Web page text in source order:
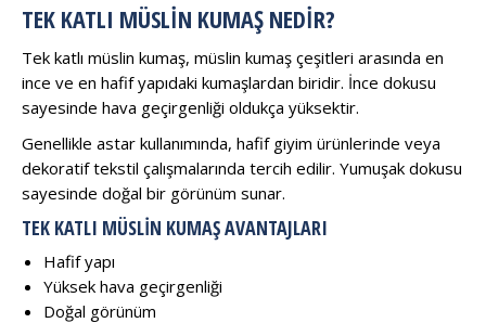
TEK KATLI MÜSLIN KUMAŞ NEDIR?
Tek katlı müslin kumaş, müslin kumaş çeşitleri arasında en
ince ve en hafif yapıdaki kumaşlardan biridir. İnce dokusu
sayesinde hava geçirgenliği oldukça yüksektir.
Genellikle astar kullanımında, hafif giyim ürünlerinde veya
dekoratif tekstil çalışmalarında tercih edilir. Yumuşak dokusu
sayesinde doğal bir görünüm sunar.
TEK KATLI MÜSLIN KUMAŞ AVANTAJLARI
Hafif yapı
Yüksek hava geçirgenliği
Doğal görünüm